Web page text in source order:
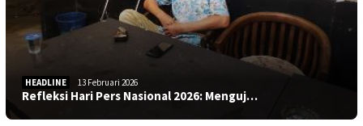
HEADLINE 13 Februari 2026
Refleksi Hari Pers Nasional 2026: Menguj…